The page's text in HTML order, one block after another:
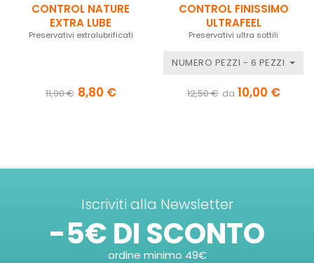
CONTROL NATURE
EXTRA LUBE
Preservativi extralubrificati
11,00 € 8,80 €
CONTROL FINISSIMO
ULTRAFEEL
Preservativi ultra sottili
NUMERO PEZZI - 6 PEZZI
12,50 € da 10,00 €
Iscriviti alla Newsletter
-5€ DI SCONTO
ordine minimo 49€